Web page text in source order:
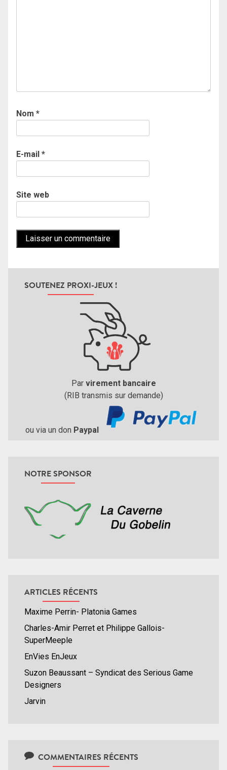
Nom *
E-mail *
Site web
SOUTENEZ PROXI-JEUX !
Par virement bancaire
(RIB transmis sur demande)
ou via un don Paypal
NOTRE SPONSOR
ARTICLES RÉCENTS
Maxime Perrin- Platonia Games
Charles-Amir Perret et Philippe Gallois-
SuperMeeple
EnVies EnJeux
Suzon Beaussant – Syndicat des Serious Game
Designers
Jarvin
COMMENTAIRES RÉCENTS